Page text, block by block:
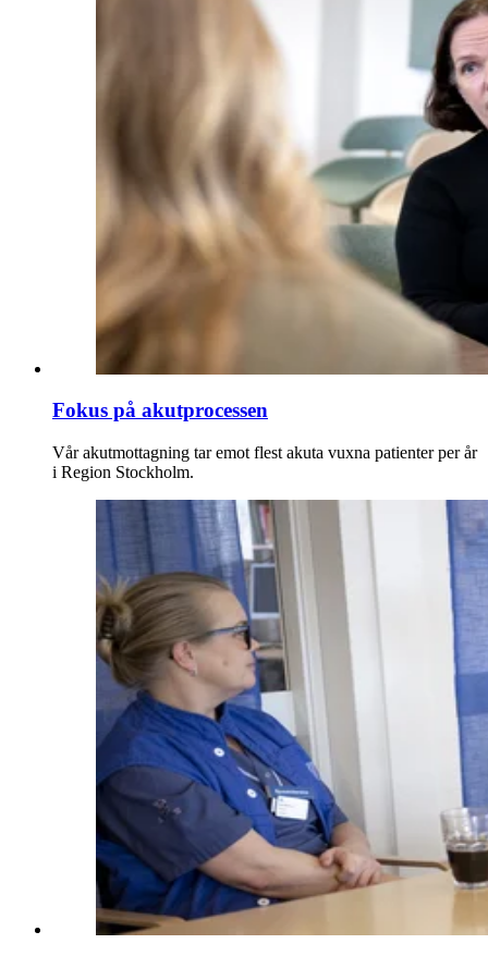
Fokus på akutprocessen
Vår akutmottagning tar emot flest akuta vuxna patienter per år
i Region Stockholm.